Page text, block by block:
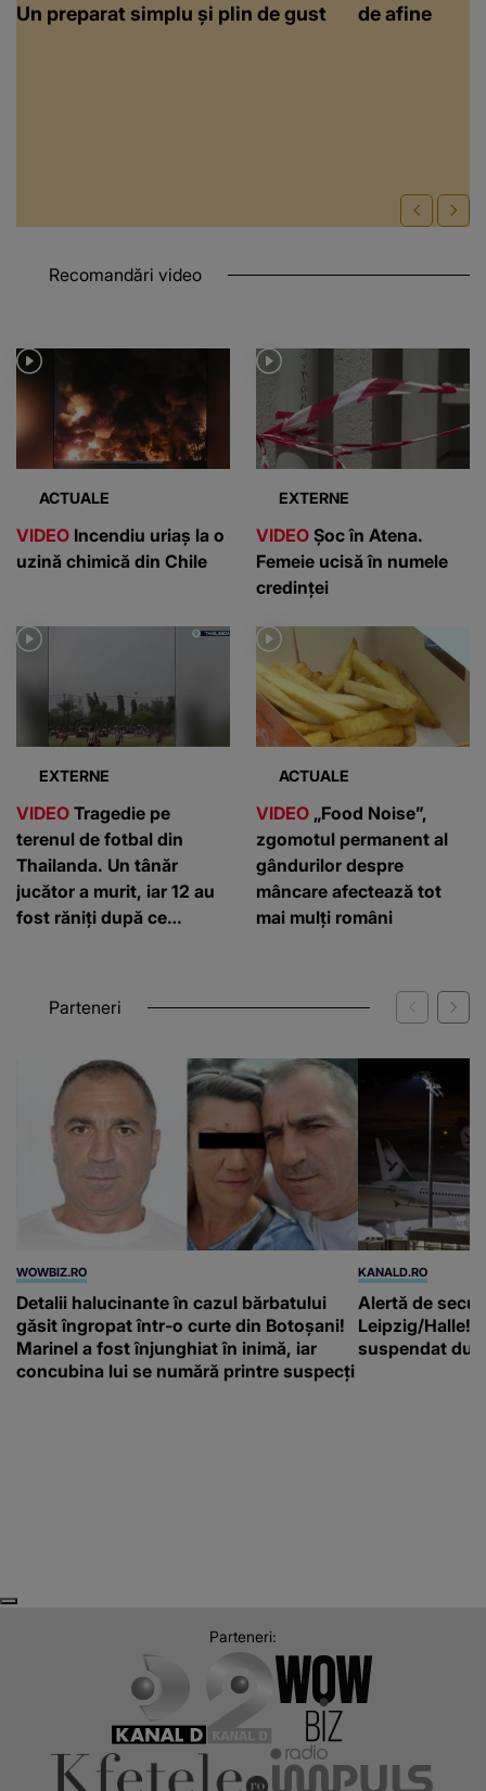
Un preparat simplu și plin de gust
de afine
Recomandări video
ACTUALE
VIDEO Incendiu uriaș la o
uzină chimică din Chile
EXTERNE
VIDEO Șoc în Atena.
Femeie ucisă în numele
credinței
EXTERNE
VIDEO Tragedie pe
terenul de fotbal din
Thailanda. Un tânăr
jucător a murit, iar 12 au
fost răniți după ce
ACTUALE
VIDEO „Food Noise”,
zgomotul permanent al
gândurilor despre
mâncare afectează tot
mai mulți români
Parteneri
WOWBIZ.RO
Detalii halucinante în cazul bărbatului
găsit îngropat într-o curte din Botoșani!
Marinel a fost înjunghiat în inimă, iar
concubina lui se numără printre suspecți
KANALD.RO
Alertă de
Leipzig/Halle!
suspendat
Parteneri: